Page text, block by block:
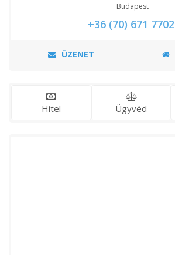
Budapest
+36 (70) 671 7702
ÜZENET
Hitel Ügyvéd